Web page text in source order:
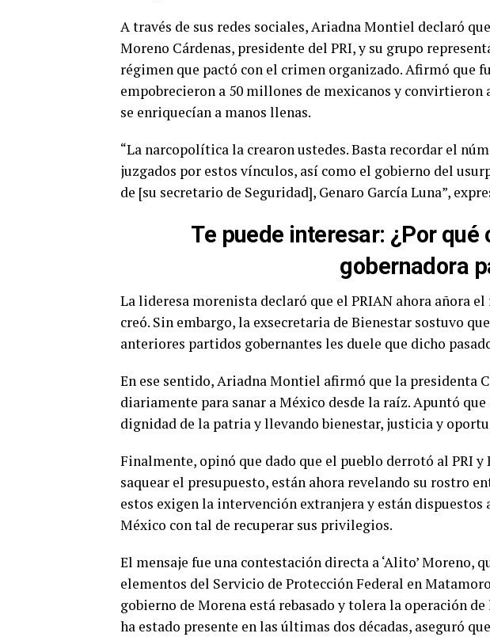
A través de sus redes sociales, Ariadna Montiel declaró
Moreno Cárdenas, presidente del PRI, y su grupo
régimen que pactó con el crimen organizado. Afirmó que
empobrecieron a 50 millones de mexicanos y
se enriquecían a manos llenas.
“La narcopolítica la crearon ustedes. Basta recordar el
juzgados por estos vínculos, así como el gobierno del
de [su secretario de Seguridad], Genaro García Luna”,
Te puede interesar: ¿Por qué
gobernadora
La lideresa morenista declaró que el PRIAN ahora añora
creó. Sin embargo, la exsecretaria de Bienestar sostuvo
anteriores partidos gobernantes les duele que dicho
En ese sentido, Ariadna Montiel afirmó que la presidenta
diariamente para sanar a México desde la raíz. Apuntó
dignidad de la patria y llevando bienestar, justicia y
Finalmente, opinó que dado que el pueblo derrotó al PRI
saquear el presupuesto, están ahora revelando su rostro
estos exigen la intervención extranjera y están dispuestos
México con tal de recuperar sus privilegios.
El mensaje fue una contestación directa a ‘Alito’ Moreno,
elementos del Servicio de Protección Federal en
gobierno de Morena está rebasado y tolera la operación
ha estado presente en las últimas dos décadas, aseguró